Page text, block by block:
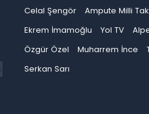
Celal Şengör
Ampute Milli
Ekrem İmamoğlu
Yol TV
Özgür Özel
Muharrem İnce
Serkan Sarı